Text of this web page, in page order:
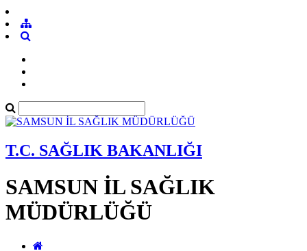
T.C. SAĞLIK BAKANLIĞI
SAMSUN İL SAĞLIK
MÜDÜRLÜĞÜ